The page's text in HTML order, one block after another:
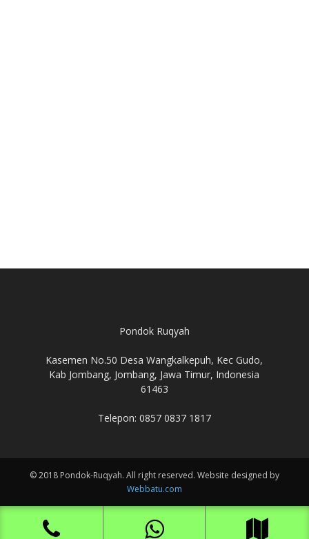
Pondok Ruqyah
Kasemen No.50 Desa Wangkalkepuh, Kec Gudo,
Kab Jombang, Jombang, Jawa Timur, Indonesia
61463
Telepon: 0857 0837 1817
© 2018 Pondok-Ruqyah. All right reserved. Website designed by
Webbatu.com